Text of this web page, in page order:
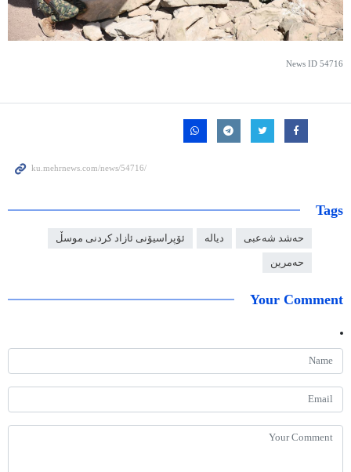
News ID 54716
Tags
حەشد شەعبی دیالە ئۆپراسیۆنی ئازاد کردنی موسڵ
حەمرین
Your Comment